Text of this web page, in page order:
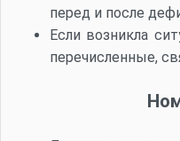
перед и после
Если возникла
перечисленные,